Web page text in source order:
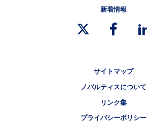
新着情報
サイトマップ
ノバルティスについて
リンク集
プライバシーポリシー